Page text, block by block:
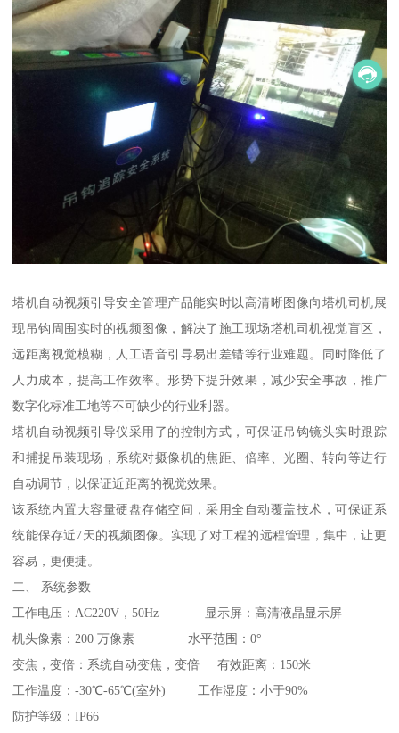
塔机自动视频引导安全管理产品能实时以高清晰图像向塔机司机展
现吊钩周围实时的视频图像，解决了施工现场塔机司机视觉盲区，
远距离视觉模糊，人工语音引导易出差错等行业难题。同时降低了
人力成本，提高工作效率。形势下提升效果，减少安全事故，推广
数字化标准工地等不可缺少的行业利器。
塔机自动视频引导仪采用了的控制方式，可保证吊钩镜头实时跟踪
和捕捉吊装现场，系统对摄像机的焦距、倍率、光圈、转向等进行
自动调节，以保证近距离的视觉效果。
该系统内置大容量硬盘存储空间，采用全自动覆盖技术，可保证系
统能保存近7天的视频图像。实现了对工程的远程管理，集中，让更
容易，更便捷。
二、 系统参数
工作电压：AC220V，50Hz 显示屏：高清液晶显示屏
机头像素：200 万像素 水平范围：0°
变焦，变倍：系统自动变焦，变倍 有效距离：150米
工作温度：-30℃-65℃(室外) 工作湿度：小于90%
防护等级：IP66